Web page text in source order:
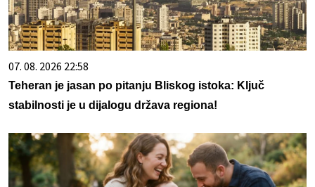
07. 08. 2026 22:58
Teheran je jasan po pitanju Bliskog istoka: Ključ
stabilnosti je u dijalogu država regiona!